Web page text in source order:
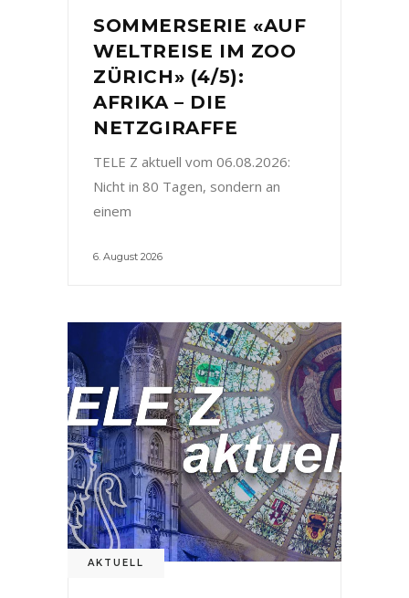
SOMMERSERIE «AUF
WELTREISE IM ZOO
ZÜRICH» (4/5):
AFRIKA – DIE
NETZGIRAFFE
TELE Z aktuell vom 06.08.2026:
Nicht in 80 Tagen, sondern an
einem
6. August 2026
AKTUELL